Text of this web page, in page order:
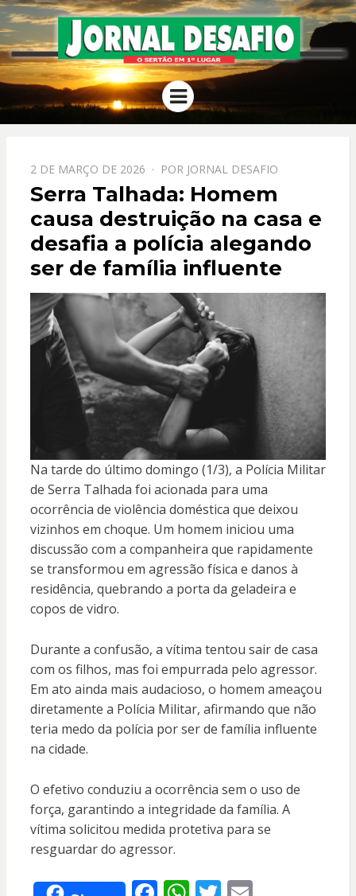
JORNAL
DESAFIO
O Sertão em 1º Lugar
Menu
PPOSTADO
EM
2 DE MARÇO DE 2026 POR JORNAL DESAFIO
Serra Talhada: Homem
causa destruição na casa e
desafia a polícia alegando
ser de família influente
Na tarde do último domingo (1/3), a Polícia Militar
de Serra Talhada foi acionada para uma
ocorrência de violência doméstica que deixou
vizinhos em choque. Um homem iniciou uma
discussão com a companheira que rapidamente
se transformou em agressão física e danos à
residência, quebrando a porta da geladeira e
copos de vidro.
Durante a confusão, a vítima tentou sair de casa
com os filhos, mas foi empurrada pelo agressor.
Em ato ainda mais audacioso, o homem ameaçou
diretamente a Polícia Militar, afirmando que não
teria medo da polícia por ser de família influente
na cidade.
O efetivo conduziu a ocorrência sem o uso de
força, garantindo a integridade da família. A
vítima solicitou medida protetiva para se
resguardar do agressor.